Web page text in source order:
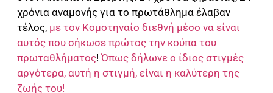
χρόνια αναμονής για το πρωτάθλημα έλαβαν
τέλος, με τον Κομοτηναίο διεθνή μέσο να είναι
αυτός που σήκωσε πρώτος την κούπα του
πρωταθλήματος! Όπως δήλωνε ο ίδιος στιγμές
αργότερα, αυτή η στιγμή, είναι η καλύτερη της
ζωής του!